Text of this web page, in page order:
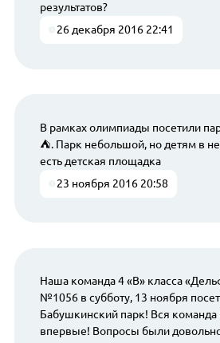
результатов?
26 декабря 2016 22:41
В рамках олимпиады посетили
⛺. Парк небольшой, но детям в
есть детская площадка
23 ноября 2016 20:58
Наша команда 4 «В» класса
№1056 в субботу, 13 ноября
Бабушкинский парк! Вся команда
впервые! Вопросы были